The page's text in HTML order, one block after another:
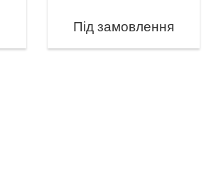
Під замовлення